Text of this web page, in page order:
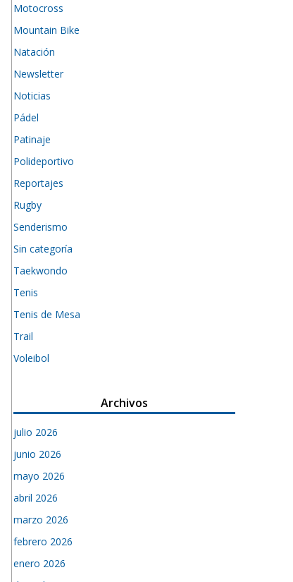
Motocross
Mountain Bike
Natación
Newsletter
Noticias
Pádel
Patinaje
Polideportivo
Reportajes
Rugby
Senderismo
Sin categoría
Taekwondo
Tenis
Tenis de Mesa
Trail
Voleibol
Archivos
julio 2026
junio 2026
mayo 2026
abril 2026
marzo 2026
febrero 2026
enero 2026